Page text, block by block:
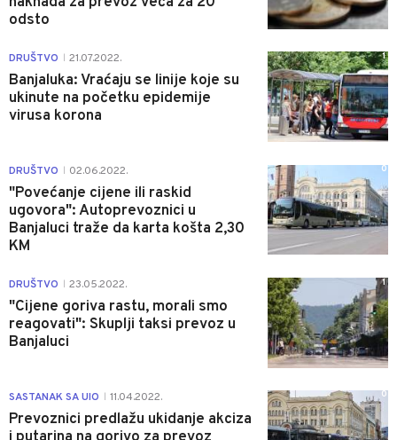
odsto
DRUŠTVO 21.07.2022.
Banjaluka: Vraćaju se linije koje su
ukinute na početku epidemije
virusa korona
1
DRUŠTVO 02.06.2022.
"Povećanje cijene ili raskid
ugovora": Autoprevoznici u
Banjaluci traže da karta košta 2,30
KM
0
DRUŠTVO 23.05.2022.
"Cijene goriva rastu, morali smo
reagovati": Skuplji taksi prevoz u
Banjaluci
1
SASTANAK SA UIO 11.04.2022.
Prevoznici predlažu ukidanje akciza
0